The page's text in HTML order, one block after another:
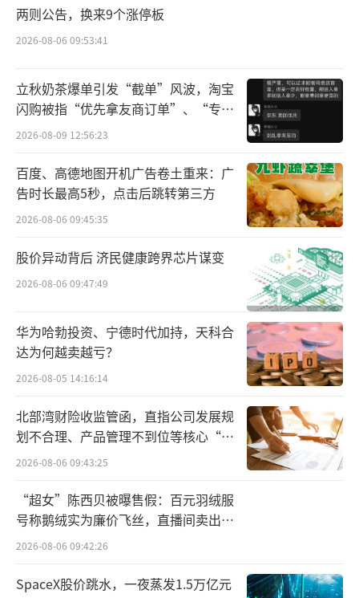
糕、蛋糕卷、慕斯芝士蛋糕、泡芙、冰皮大福
及曲奇等，合作客户包括山姆会员商店、奈雪
控股恩喜村，是亿滋进入中国40年来首次
重大股权投资。小食代介绍过，这家奥利奥（O
reo）的母公司是在2024年9月宣布要大幅追加
对恩喜村的股权投资，以进一步扩大在华业务
在亿滋控股后，多达16个机构投资者和自
然人股东退出对恩喜村持股，另外有6个自然人
股东在恩喜村的股份下降但仍然持有少数股
权，其中许林枫的持股从45.1438%下降至22.
4.138%，亿滋持股从4.5372%增加至72.354
6%，这家美国零食巨头在恩喜村的认缴金额也
从收购前的约63万元大幅增加到如今超过1390
万元。
亿滋通过大幅增加在中国的冷冻烘焙食品
品类投资，主要是为了强化在这一细分品类的
领导地位，希望能扩大在华市场份额。据其估
计，该品类在中国目前规模达到30亿美元，年
两则公告，换来9个涨停板
2026-08-06 09:53:41
立秋奶茶爆单引发“截单”风波，淘宝
闪购被指“优先拿友商订单”、“专挑
贵的拿”
2026-08-09 12:56:23
百度、高德地图开机广告卷土重来：广
告时长最高5秒，点击后跳转第三方
2026-08-06 09:45:35
股价异动背后 济民健康跨界芯片谋变
2026-08-06 09:47:49
华为哈勃投资、宁德时代加持，天科合
达为何越卖越亏？
2026-08-05 14:16:14
北部湾财险收监管函，直指公司发展规
划不合理、产品管理不到位等核心“痛
点”
2026-08-06 09:43:25
“超女”陈西贝被曝售假：百元羽绒服
号称鹅绒实为廉价飞丝，直播间卖出超
百万元
2026-08-06 09:42:26
SpaceX股价跳水，一夜蒸发1.5万亿元